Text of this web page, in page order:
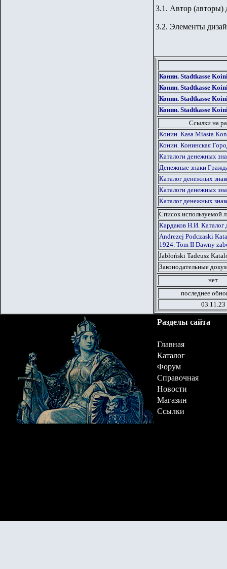
3.1. Автор (авторы)
3.2. Элементы
Конин. Stadtkasse
Конин. Stadtkasse
Конин. Stadtkasse
Конин. Stadtkasse
Ссылки на
Конин. Kasa Miasta
Конин. Конинская
Каталоги денежных
Денежные знаки
Каталог денежных
Каталоги денежных
Каталог денежных
Список используемой
Кардаков Н.И. Каталог
Andrezej Podczaski
1924. Tom II Dawny
Jabłoński Tadeusz
Законодательные
нет
последнее
03.11.23
Разделы сайта
Главная
Каталог
Форум
Справочная
Новости
Магазин
Ссылки